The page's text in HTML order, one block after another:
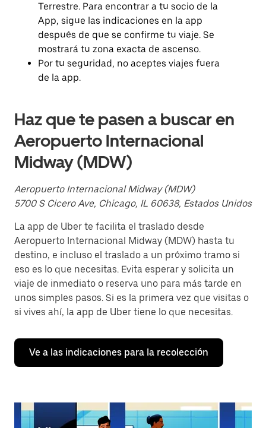
Terrestre. Para encontrar a tu socio de la
App, sigue las indicaciones en la app
después de que se confirme tu viaje. Se
mostrará tu zona exacta de ascenso.
Por tu seguridad, no aceptes viajes fuera
de la app.
Haz que te pasen a buscar en
Aeropuerto Internacional
Midway (MDW)
Aeropuerto Internacional Midway (MDW)
5700 S Cicero Ave, Chicago, IL 60638, Estados Unidos
La app de Uber te facilita el traslado desde
Aeropuerto Internacional Midway (MDW) hasta tu
destino, e incluso el traslado a un próximo tramo si
eso es lo que necesitas. Evita esperar y solicita un
viaje de inmediato o reserva uno para más tarde en
unos simples pasos. Si es la primera vez que visitas o
si vives ahí, la app de Uber tiene lo que necesitas.
Ve a las indicaciones para la recolección